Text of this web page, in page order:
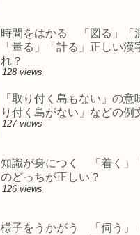
時間をはかる 「図る」「
「量る」「計る」正しい漢
れ？
128 views
「取り付く島もない」の
り付く島がない」などの例
127 views
知識が身につく 「着く」
のどっちが正しい？
126 views
様子をうかがう 「伺う」